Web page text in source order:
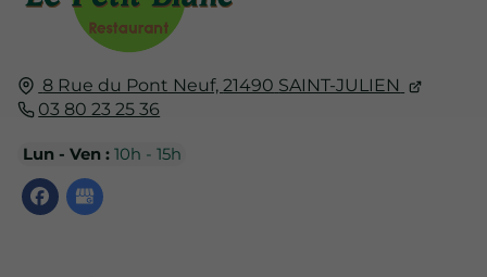
8 Rue du Pont Neuf,21490 SAINT-JULIEN
03 80 23 25 36
Lun - Ven : 10h - 15h